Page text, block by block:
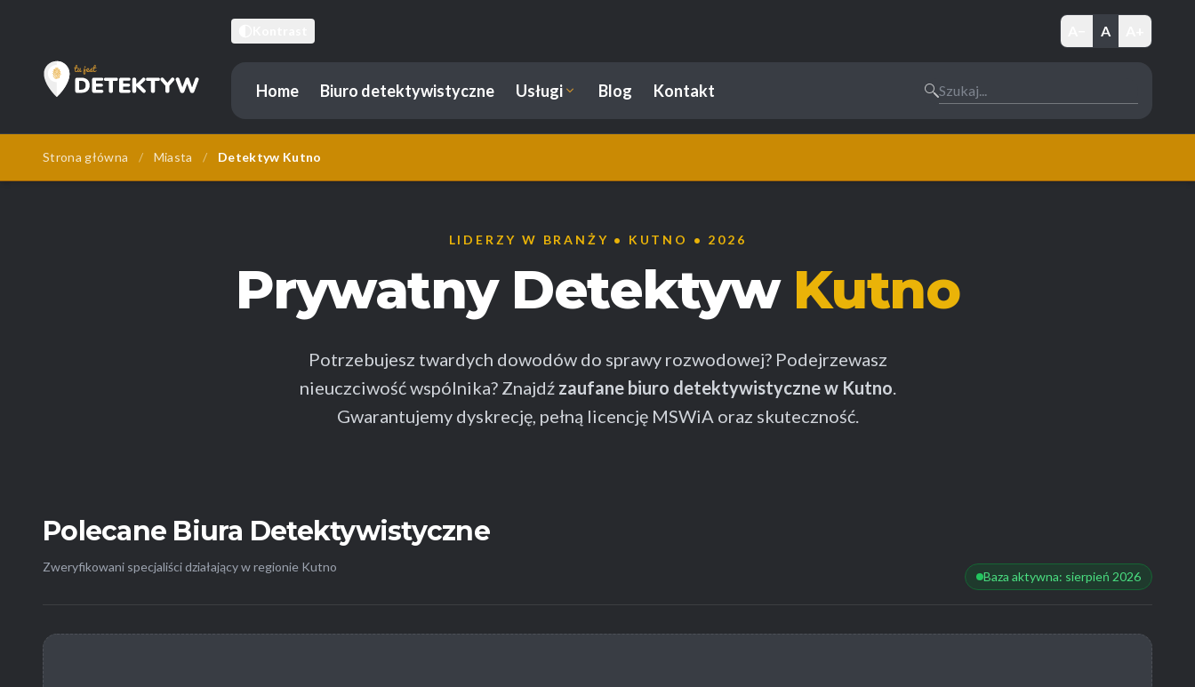
A
Home Biuro detektywistyczne Usługi Blog Kontakt
Szukaj...
Strona główna / Miasta / Detektyw Kutno
LIDERZY W BRANŻY • KUTNO • 2026
Prywatny Detektyw Kutno
Potrzebujesz twardych dowodów do sprawy rozwodowej? Podejrzewasz
nieuczciwość wspólnika? Znajdź zaufane biuro detektywistyczne w Kutno.
Gwarantujemy dyskrecję, pełną licencję MSWiA oraz skuteczność.
Polecane Biura Detektywistyczne
Zweryfikowani specjaliści działający w regionie Kutno
Baza aktywna: sierpień 2026